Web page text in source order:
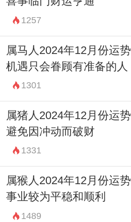
1257
属马人2024年12月份运势
机遇只会眷顾有准备的人
1301
属猪人2024年12月份运势
避免因冲动而破财
1331
属猴人2024年12月份运势
事业较为平稳和顺利
1489